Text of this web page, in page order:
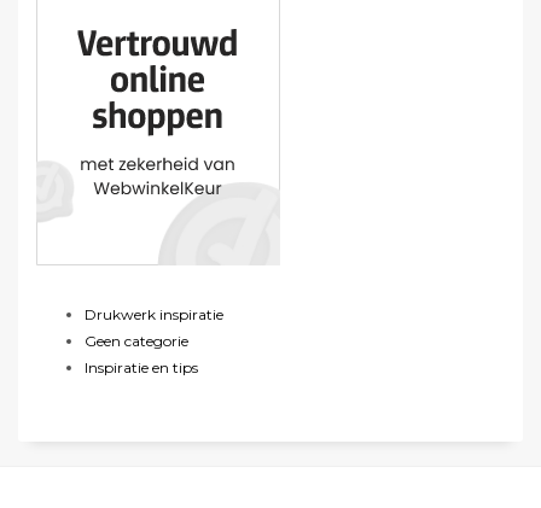
Drukwerk inspiratie
Geen categorie
Inspiratie en tips